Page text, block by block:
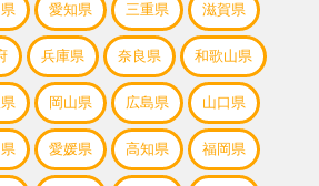
愛知県 三重県 滋賀県
兵庫県 奈良県 和歌山県
岡山県 広島県 山口県
愛媛県 高知県 福岡県